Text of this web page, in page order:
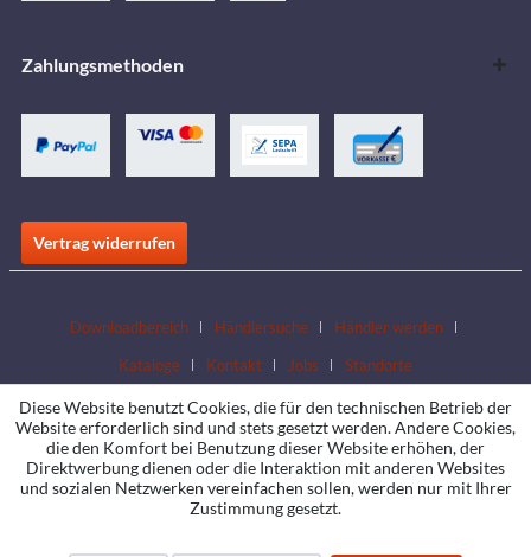
Zahlungsmethoden
Vertrag widerrufen
Downloadbereich Händlersuche
Händler werden
Kataloge
Kontakt Jobs Standorte
Diese Website benutzt Cookies, die für den technischen Betrieb der
Website erforderlich sind und stets gesetzt werden. Andere Cookies,
die den Komfort bei Benutzung dieser Website erhöhen, der
Direktwerbung dienen oder die Interaktion mit anderen Websites
und sozialen Netzwerken vereinfachen sollen, werden nur mit Ihrer
Zustimmung gesetzt.